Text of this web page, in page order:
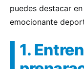
puedes destacar
emocionante
1.